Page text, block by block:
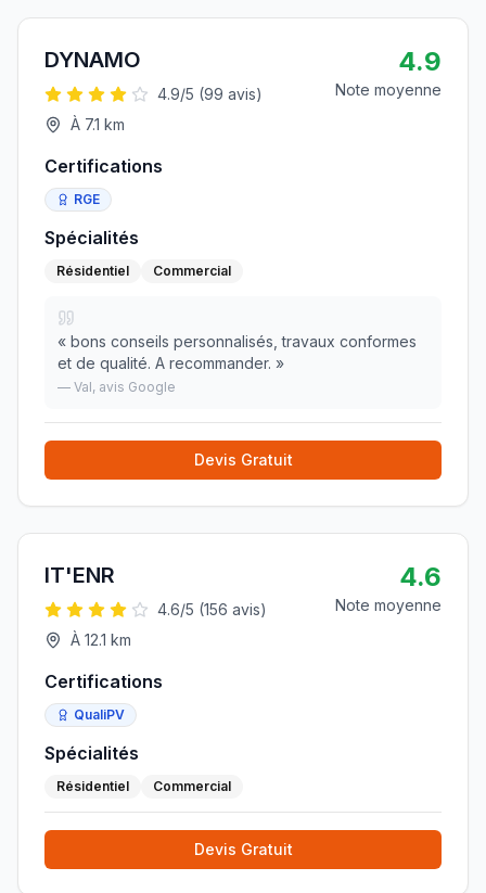
DYNAMO
4.9/5 (99 avis)
À 7.1 km
4.9
Note moyenne
Certifications
RGE
Spécialités
Résidentiel Commercial
« bons conseils personnalisés, travaux conformes
et de qualité. A recommander. »
— Val, avis Google
Devis Gratuit
IT'ENR
4.6/5 (156 avis)
À 12.1 km
4.6
Note moyenne
Certifications
QualiPV
Spécialités
Résidentiel Commercial
Devis Gratuit